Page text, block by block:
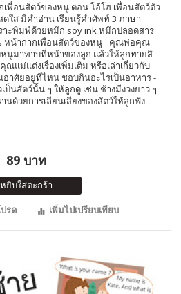
เพื่อนสัตว์ของหนู ตอน โอ้โฮ เพื่อนสัตว์ตัว
ใส มีคำอ่าน เรียนรู้คำศัพท์ 3 ภาษา
าะพิมพ์ด้วยหมึก soy ink หมึกปลอดสาร
หน้ากากเพื่อนสัตว์ของหนู - คุณพ่อคุณ
นูมาทาบที่หน้าของลูก แล้วให้ลูกทายสิ
แม่แต่งเรื่องเพิ่มเติม หรือเล่าเกี่ยวกับ
าศัยอยู่ที่ไหน ชอบกินอะไรเป็นอาหาร -
สัตว์นั้น ๆ ให้ลูกดู เช่น ช้างมีงวงยาว ๆ
นด้วยการเลียนเสียงของสัตว์ให้ลูกฟัง
89 บาท
หยิบใส่ตะกร้า
รด
เพิ่มไปเปรียบเทียบ